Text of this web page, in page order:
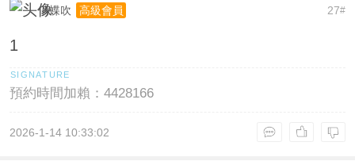
27#
俏蝶吹 高級會員
1
預約時間加賴：4428166
2026-1-14 10:33:02